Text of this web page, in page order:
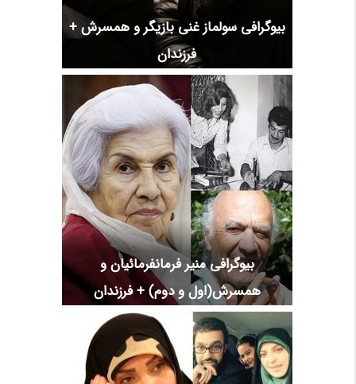
بیوگرافی سولماز غنی بازیگر و همسرش +
فرزندان
بیوگرافی منیر فرمانفرمائیان و
همسرش(اول و دوم) + فرزندان